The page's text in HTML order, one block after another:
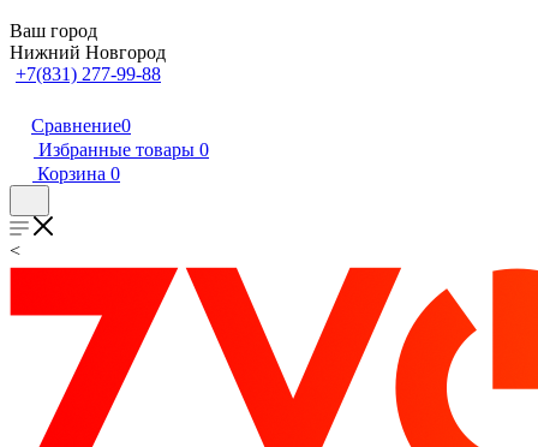
Ваш город
Нижний Новгород
+7(831) 277-99-88
Сравнение0
Избранные товары 0
Корзина 0
<